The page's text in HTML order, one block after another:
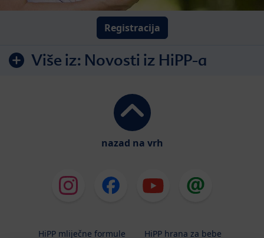
Registracija
Više iz: Novosti iz HiPP-a
nazad na vrh
HiPP mliječne formule HiPP hrana za bebe